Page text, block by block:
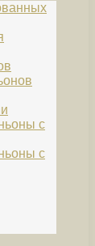
с
с